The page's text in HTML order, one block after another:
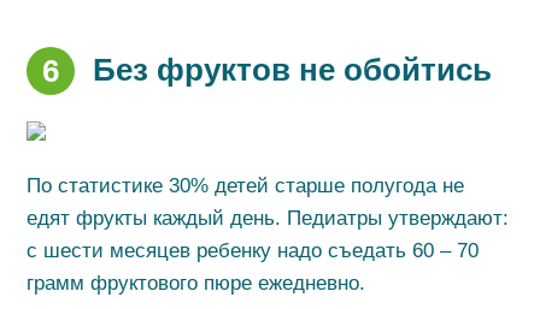
6 Без фруктов не обойтись
По статистике 30% детей старше полугода не
едят фрукты каждый день. Педиатры утверждают:
с шести месяцев ребенку надо съедать 60 – 70
грамм фруктового пюре ежедневно.